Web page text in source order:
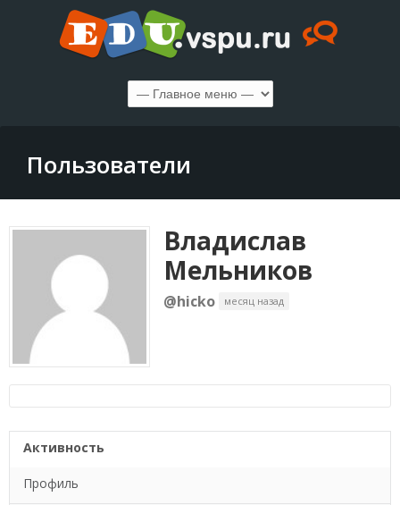
Пользователи
Владислав
Мельников
@hicko месяц назад
Активность
Профиль